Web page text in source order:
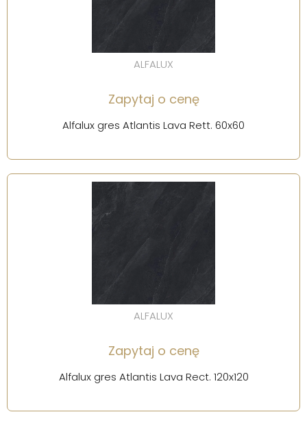
ALFALUX
Zapytaj o cenę
Alfalux gres Atlantis Lava Rett. 60x60
ALFALUX
Zapytaj o cenę
Alfalux gres Atlantis Lava Rect. 120x120